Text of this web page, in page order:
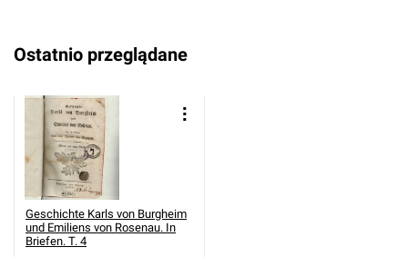
Ostatnio przeglądane
Geschichte Karls von Burgheim
und Emiliens von Rosenau. In
Briefen. T. 4